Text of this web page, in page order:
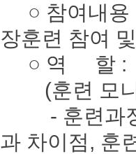
○ 참여내용 :
장훈련 참여
○ 역 할 :
(훈련 모니
- 훈련과정
과 차이점, 훈